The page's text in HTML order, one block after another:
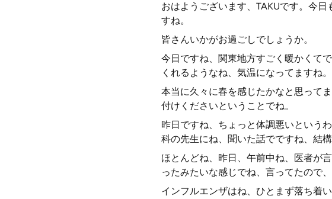
おはようございます、TAKUです。今
すね。
皆さんいかがお過ごしでしょうか。
今日ですね、関東地方すごく暖かくて
くれるようなね、気温になってますね。
本当に久々に春を感じたかなと思って
付けくださいということでね。
昨日ですね、ちょっと体調悪いという
科の先生にね、聞いた話でですね、結
ほとんどね、昨日、午前中ね、医者が
ったみたいな感じでね、言ってたので、
インフルエンザはね、ひとまず落ち着